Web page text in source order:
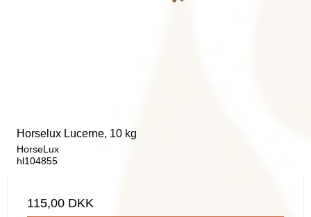
Horselux Lucerne, 10 kg
HorseLux
hl104855
115,00 DKK